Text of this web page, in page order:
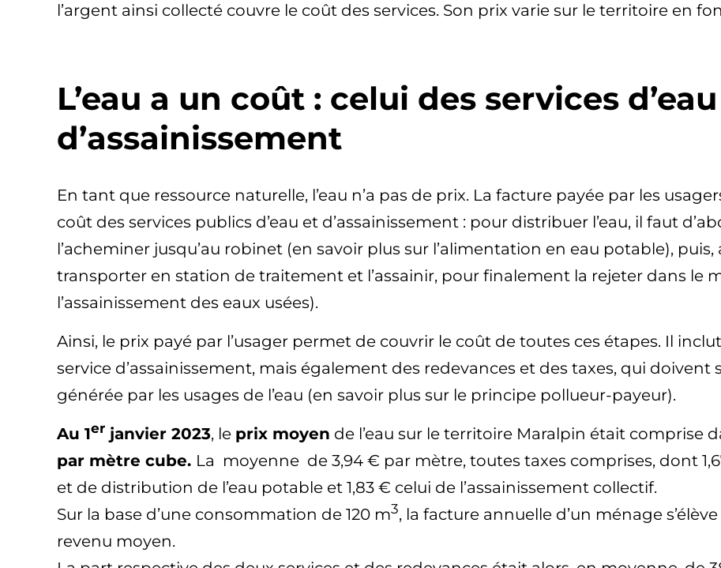
l’argent ainsi collecté couvre le coût des services. Son prix varie sur le territoire en
L’eau a un coût : celui des services
d’assainissement
En tant que ressource naturelle, l’eau n’a pas de prix. La facture payée par les
coût des services publics d’eau et d’assainissement : pour distribuer l’eau, il faut
l’acheminer jusqu’au robinet (en savoir plus sur l’alimentation en eau potable), puis,
transporter en station de traitement et l’assainir, pour finalement la rejeter dans le
l’assainissement des eaux usées).
Ainsi, le prix payé par l’usager permet de couvrir le coût de toutes ces étapes. Il
service d’assainissement, mais également des redevances et des taxes, qui
générée par les usages de l’eau (en savoir plus sur le principe pollueur-payeur).
Au 1er janvier 2023, le prix moyen de l’eau sur le territoire Maralpin était comprise
par mètre cube. La moyenne de 3,94 € par mètre, toutes taxes comprises, dont
et de distribution de l’eau potable et 1,83 € celui de l’assainissement collectif.
Sur la base d’une consommation de 120 m3, la facture annuelle d’un ménage
revenu moyen.